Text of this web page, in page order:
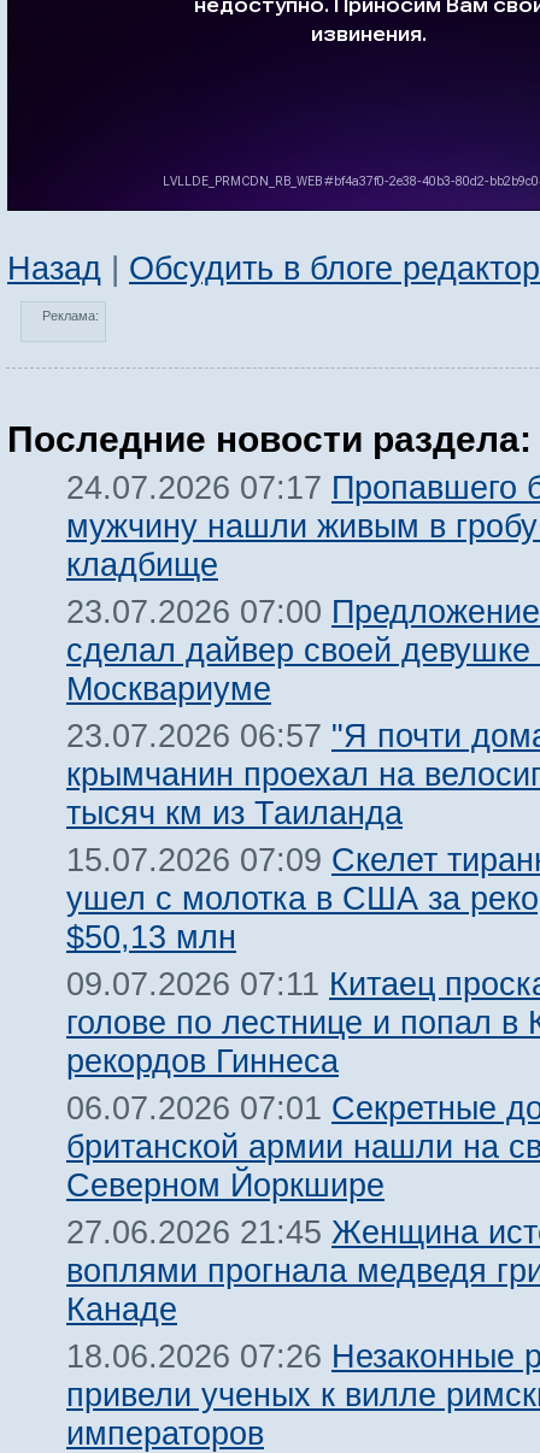
Назад | Обсудить в блоге
Реклама:
Последние новости раздела:
24.07.2026 07:17 Пропавшего
мужчину нашли живым в
кладбище
23.07.2026 07:00
сделал дайвер своей девушке
Москвариуме
23.07.2026 06:57 "Я почти
крымчанин проехал на
тысяч км из Таиланда
15.07.2026 07:09 Скелет
ушел с молотка в США за
$50,13 млн
09.07.2026 07:11 Китаец
голове по лестнице и попал в
рекордов Гиннеса
06.07.2026 07:01 Секретные
британской армии нашли на
Северном Йоркшире
27.06.2026 21:45 Женщина
воплями прогнала медведя
Канаде
18.06.2026 07:26 Незаконные
привели ученых к вилле
императоров